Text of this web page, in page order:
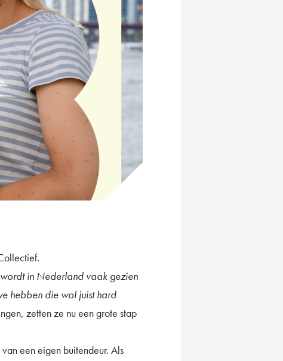
in Nederland vaak gezien
hebben die wol juist hard
zetten ze nu een grote stap
een eigen buitendeur. Als